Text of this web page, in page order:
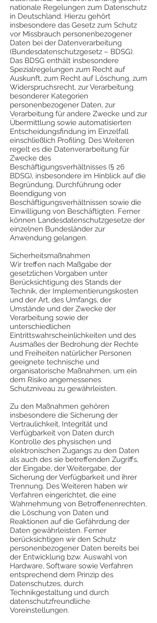
nationale Regelungen zum Datenschutz
in Deutschland. Hierzu gehört
insbesondere das Gesetz zum Schutz
vor Missbrauch personenbezogener
Daten bei der Datenverarbeitung
(Bundesdatenschutzgesetz – BDSG).
Das BDSG enthält insbesondere
Spezialregelungen zum Recht auf
Auskunft, zum Recht auf Löschung, zum
Widerspruchsrecht, zur Verarbeitung
besonderer Kategorien
personenbezogener Daten, zur
Verarbeitung für andere Zwecke und zur
Übermittlung sowie automatisierten
Entscheidungsfindung im Einzelfall
einschließlich Profiling. Des Weiteren
regelt es die Datenverarbeitung für
Zwecke des
Beschäftigungsverhältnisses (§ 26
BDSG), insbesondere im Hinblick auf die
Begründung, Durchführung oder
Beendigung von
Beschäftigungsverhältnissen sowie die
Einwilligung von Beschäftigten. Ferner
können Landesdatenschutzgesetze der
einzelnen Bundesländer zur
Anwendung gelangen.
Sicherheitsmaßnahmen
Wir treffen nach Maßgabe der
gesetzlichen Vorgaben unter
Berücksichtigung des Stands der
Technik, der Implementierungskosten
und der Art, des Umfangs, der
Umstände und der Zwecke der
Verarbeitung sowie der
unterschiedlichen
Eintrittswahrscheinlichkeiten und des
Ausmaßes der Bedrohung der Rechte
und Freiheiten natürlicher Personen
geeignete technische und
organisatorische Maßnahmen, um ein
dem Risiko angemessenes
Schutzniveau zu gewährleisten.
Zu den Maßnahmen gehören
insbesondere die Sicherung der
Vertraulichkeit, Integrität und
Verfügbarkeit von Daten durch
Kontrolle des physischen und
elektronischen Zugangs zu den Daten
als auch des sie betreffenden Zugriffs,
der Eingabe, der Weitergabe, der
Sicherung der Verfügbarkeit und ihrer
Trennung. Des Weiteren haben wir
Verfahren eingerichtet, die eine
Wahrnehmung von Betroffenenrechten,
die Löschung von Daten und
Reaktionen auf die Gefährdung der
Daten gewährleisten. Ferner
berücksichtigen wir den Schutz
personenbezogener Daten bereits bei
der Entwicklung bzw. Auswahl von
Hardware, Software sowie Verfahren
entsprechend dem Prinzip des
Datenschutzes, durch
Technikgestaltung und durch
datenschutzfreundliche
Voreinstellungen.